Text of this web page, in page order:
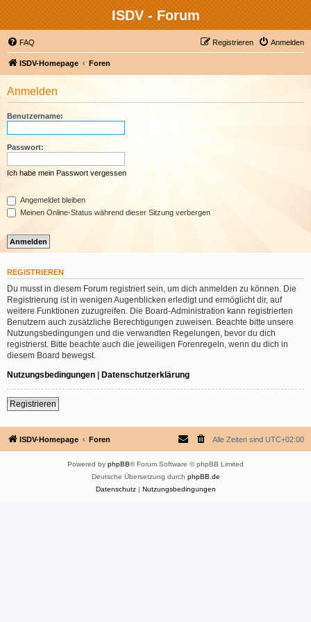
ISDV - Forum
FAQ Anmelden
Registrieren
ISDV-Homepage Foren
Anmelden
Benutzername:
Passwort:
Ich habe mein Passwort vergessen
Angemeldet bleiben
Meinen Online-Status während dieser Sitzung verbergen
REGISTRIEREN
Du musst in diesem Forum registriert sein, um dich anmelden zu können. Die
Registrierung ist in wenigen Augenblicken erledigt und ermöglicht dir, auf
weitere Funktionen zuzugreifen. Die Board-Administration kann registrierten
Benutzern auch zusätzliche Berechtigungen zuweisen. Beachte bitte unsere
Nutzungsbedingungen und die verwandten Regelungen, bevor du dich
registrierst. Bitte beachte auch die jeweiligen Forenregeln, wenn du dich in
diesem Board bewegst.
Nutzungsbedingungen | Datenschutzerklärung
Registrieren
ISDV-Homepage Foren Alle Zeiten sind UTC+02:00
Powered by phpBB® Forum Software © phpBB Limited
Deutsche Übersetzung durch phpBB.de
Datenschutz| Nutzungsbedingungen